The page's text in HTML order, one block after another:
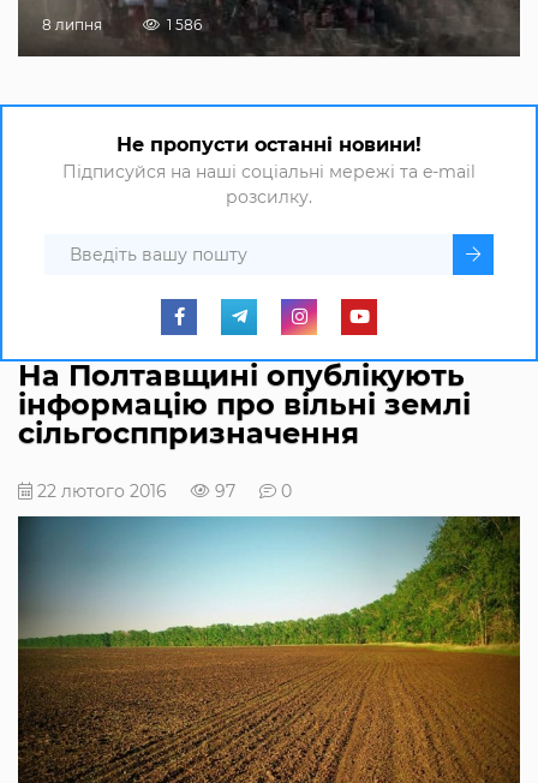
8 липня 1 586
Не пропусти останні новини!
Підписуйся на наші соціальні мережі та e-mail
розсилку.
На Полтавщині опублікують
інформацію про вільні землі
сільгосппризначення
22 лютого 2016 97 0